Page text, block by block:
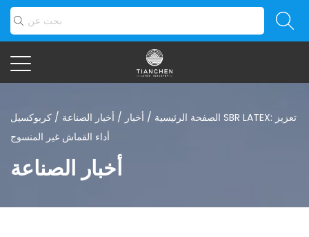
الصفحة الرئيسية / أخبار / أخبار الصناعة / كربوكسيل SBR LATEX: تعزيز
أداء القماش غير المنسوج
أخبار الصناعة